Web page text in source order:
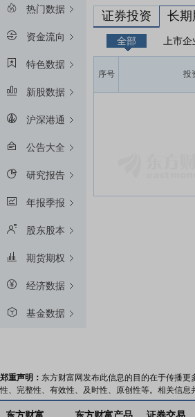
热门数据
资金流向
特色数据
新股数据
沪深港通
公告大全
研究报告
年报季报
股东股本
期货期权
经济数据
基金数据
证券投资 长期
全部 上市企
序号 投
郑重声明： 东方财富网发布此信息的目的在于传播
性、完整性、有效性、及时性、原创性等。相关信